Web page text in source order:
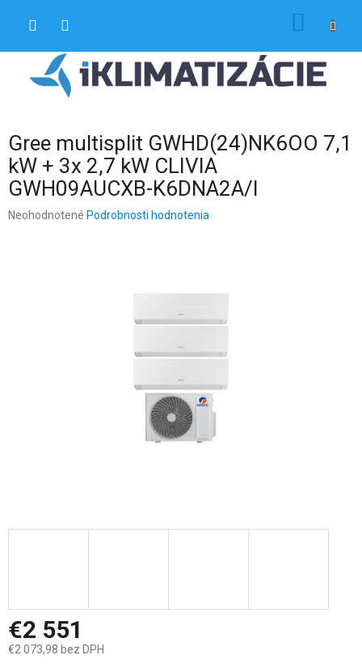
Gree multisplit GWHD(24)NK6OO 7,1
kW + 3x 2,7 kW CLIVIA
GWH09AUCXB-K6DNA2A/I
Priemerné
Neohodnotené Podrobnosti hodnotenia
€2 551
€2 073,98 bez DPH